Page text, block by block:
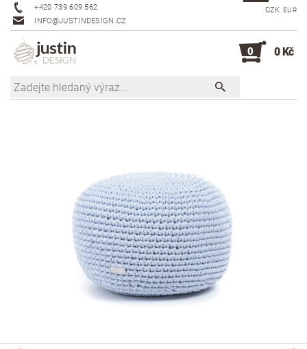
+420 739 609 562
INFO@JUSTINDESIGN.CZ
CZK EUR
0 0 Kč